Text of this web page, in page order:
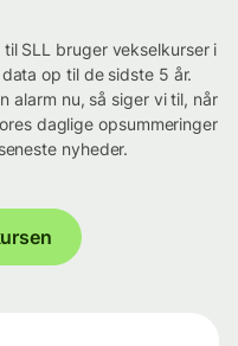
SLL bruger vekselkurser i
op til de sidste 5 år.
alarm nu, så siger vi til, når
daglige opsummeringer
nyheder.